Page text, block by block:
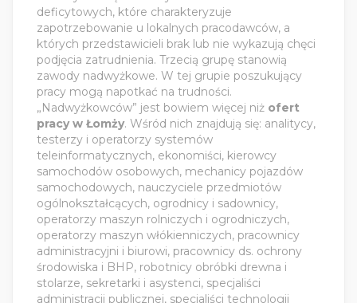
deficytowych, które charakteryzuje
zapotrzebowanie u lokalnych pracodawców, a
których przedstawicieli brak lub nie wykazują chęci
podjęcia zatrudnienia. Trzecią grupę stanowią
zawody nadwyżkowe. W tej grupie poszukujący
pracy mogą napotkać na trudności.
„Nadwyżkowców” jest bowiem więcej niż ofert
pracy w Łomży. Wśród nich znajdują się: analitycy,
testerzy i operatorzy systemów
teleinformatycznych, ekonomiści, kierowcy
samochodów osobowych, mechanicy pojazdów
samochodowych, nauczyciele przedmiotów
ogólnokształcących, ogrodnicy i sadownicy,
operatorzy maszyn rolniczych i ogrodniczych,
operatorzy maszyn włókienniczych, pracownicy
administracyjni i biurowi, pracownicy ds. ochrony
środowiska i BHP, robotnicy obróbki drewna i
stolarze, sekretarki i asystenci, specjaliści
administracji publicznej, specjaliści technologii